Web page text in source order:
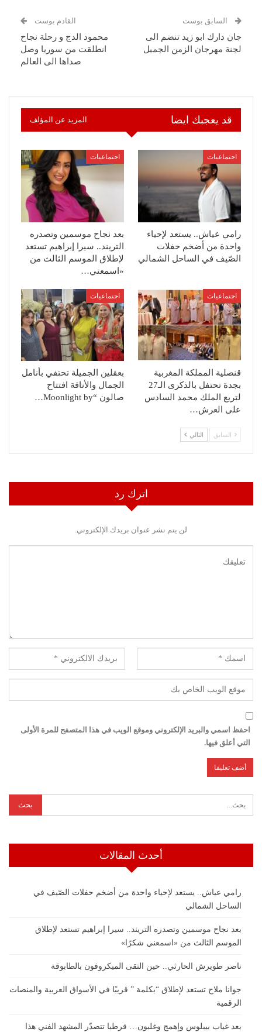
السابق بوست
جان دارك ابو زيد تنضم الى
لجنة مهرجان الزمن الجميل
القادم بوست
محمود الدج و رحلة نجاح
انطلقت من سوريا وصل
صداها الى العالم
قد يعجبك ايضا المزيد عن المؤلف
اجتماعيات
رامي عياش.. يستعد لإحياء
واحدة من أضخم حفلات
الصّيف في الساحل الشمالي
اجتماعيات
بعد نجاح موسمين وتصدره
التريند.. سيرا إبراهيم تستعد
لإطلاق الموسم الثالث من
«اسمعني…
اجتماعيات
قنصلية المملكة المغربية
بجدة تحتفل بالذكرى الـ27
لتربع الملك محمد السادس
على العرش…
اجتماعيات
بعقلين الجميلة تحتفي بأنامل
الجمال والأناقة افتتاح
صالون “Moonlight by…
السابق التالي
اترك رد
لن يتم نشر عنوان بريدك الإلكتروني.
احفظ اسمي والبريد الإلكتروني وموقع الويب في هذا المتصفح للمرة الأولى
التي أعلق فيها.
أحدث المقالات
رامي عياش.. يستعد لإحياء واحدة من أضخم حفلات الصّيف في
الساحل الشمالي
بعد نجاح موسمين وتصدره التريند.. سيرا إبراهيم تستعد لإطلاق
الموسم الثالث من «اسمعني شكرًا»
ناصر طويرش الحارثي.. حين التقى الميكروفون بالطابوقة
جوانا ملاح تستعد لإطلاق “بكلمة ” قريبًا في الأسواق العربية والمنصات
الرقمية
بعد غياب بيبلوس وإهمج وغلبون… قرطبا تتصدّر المشهد الفني هذا